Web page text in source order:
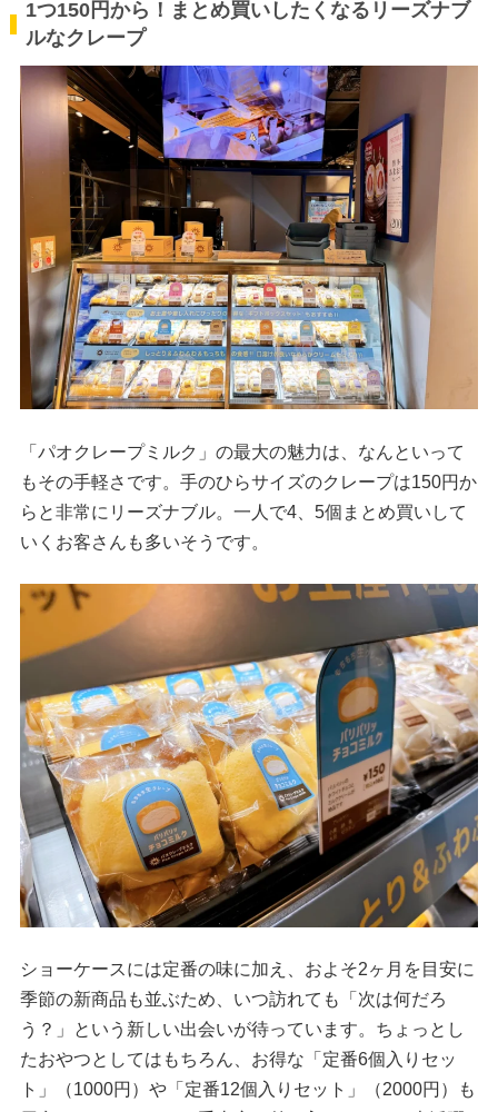
1つ150円から！まとめ買いしたくなるリーズナブ
ルなクレープ
「パオクレープミルク」の最大の魅力は、なんといって
もその手軽さです。手のひらサイズのクレープは150円か
らと非常にリーズナブル。一人で4、5個まとめ買いして
いくお客さんも多いそうです。
ショーケースには定番の味に加え、およそ2ヶ月を目安に
季節の新商品も並ぶため、いつ訪れても「次は何だろ
う？」という新しい出会いが待っています。ちょっとし
たおやつとしてはもちろん、お得な「定番6個入りセッ
ト」（1000円）や「定番12個入りセット」（2000円）も